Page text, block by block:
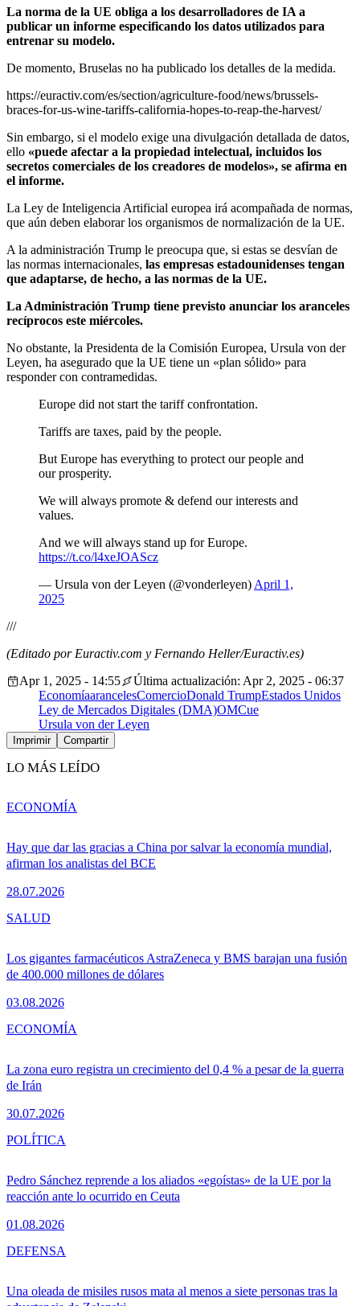
La norma de la UE obliga a los desarrolladores de IA a
publicar un informe especificando los datos utilizados para
entrenar su modelo.
De momento, Bruselas no ha publicado los detalles de la medida.
https://euractiv.com/es/section/agriculture-food/news/brussels-
braces-for-us-wine-tariffs-california-hopes-to-reap-the-harvest/
Sin embargo, si el modelo exige una divulgación detallada de datos,
ello «puede afectar a la propiedad intelectual, incluidos los
secretos comerciales de los creadores de modelos», se afirma en
el informe.
La Ley de Inteligencia Artificial europea irá acompañada de normas,
que aún deben elaborar los organismos de normalización de la UE.
A la administración Trump le preocupa que, si estas se desvían de
las normas internacionales, las empresas estadounidenses tengan
que adaptarse, de hecho, a las normas de la UE.
La Administración Trump tiene previsto anunciar los aranceles
recíprocos este miércoles.
No obstante, la Presidenta de la Comisión Europea, Ursula von der
Leyen, ha asegurado que la UE tiene un «plan sólido» para
responder con contramedidas.
Europe did not start the tariff confrontation.
Tariffs are taxes, paid by the people.
But Europe has everything to protect our people and
our prosperity.
We will always promote & defend our interests and
values.
And we will always stand up for Europe.
https://t.co/l4xeJOAScz
— Ursula von der Leyen (@vonderleyen) April 1,
2025
///
(Editado por Euractiv.com y Fernando Heller/Euractiv.es)
Apr 1, 2025 - 14:55
Última actualización: Apr 2, 2025 - 06:37
EconomíaarancelesComercioDonald TrumpEstados Unidos
Ley de Mercados Digitales (DMA)OMCue
Ursula von der Leyen
Imprimir Compartir
LO MÁS LEÍDO
Hay que dar las gracias a China por salvar la economía mundial,
afirman los analistas del BCE
28.07.2026
ECONOMÍA
Los gigantes farmacéuticos AstraZeneca y BMS barajan una fusión
de 400.000 millones de dólares
03.08.2026
SALUD
La zona euro registra un crecimiento del 0,4 % a pesar de la guerra
de Irán
30.07.2026
ECONOMÍA
Pedro Sánchez reprende a los aliados «egoístas» de la UE por la
reacción ante lo ocurrido en Ceuta
01.08.2026
POLÍTICA
Una oleada de misiles rusos mata al menos a siete personas tras la
DEFENSA